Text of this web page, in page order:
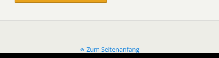
Zum Seitenanfang